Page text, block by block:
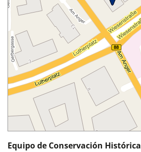
Equipo de Conservación Histórica